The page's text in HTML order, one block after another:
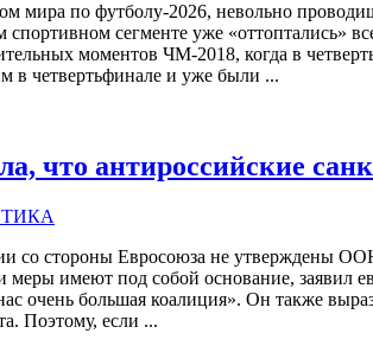
мира по футболу-2026, невольно
спортивном сегменте уже
моментов ЧМ-2018, когда в
в четвертьфинале и уже были ...
что антироссийские
со стороны Евросоюза не утверждены
меры имеют под собой основание, заявил
очень большая коалиция». Он также
Поэтому, если ...